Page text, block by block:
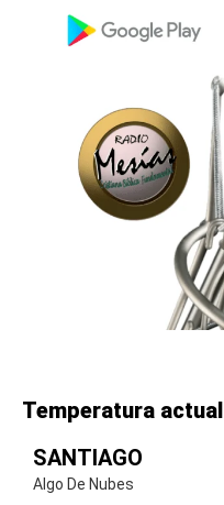
Temperatura actual
SANTIAGO
Algo De Nubes